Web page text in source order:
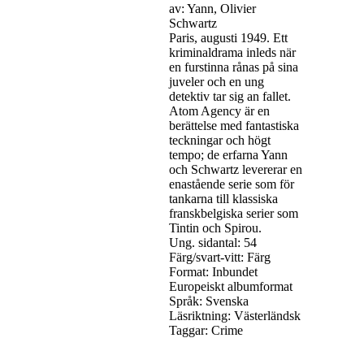
av: Yann, Olivier
Schwartz
Paris, augusti 1949. Ett
kriminaldrama inleds när
en furstinna rånas på sina
juveler och en ung
detektiv tar sig an fallet.
Atom Agency är en
berättelse med fantastiska
teckningar och högt
tempo; de erfarna Yann
och Schwartz levererar en
enastående serie som för
tankarna till klassiska
franskbelgiska serier som
Tintin och Spirou.
Ung. sidantal: 54
Färg/svart-vitt: Färg
Format: Inbundet
Europeiskt albumformat
Språk: Svenska
Läsriktning: Västerländsk
Taggar: Crime